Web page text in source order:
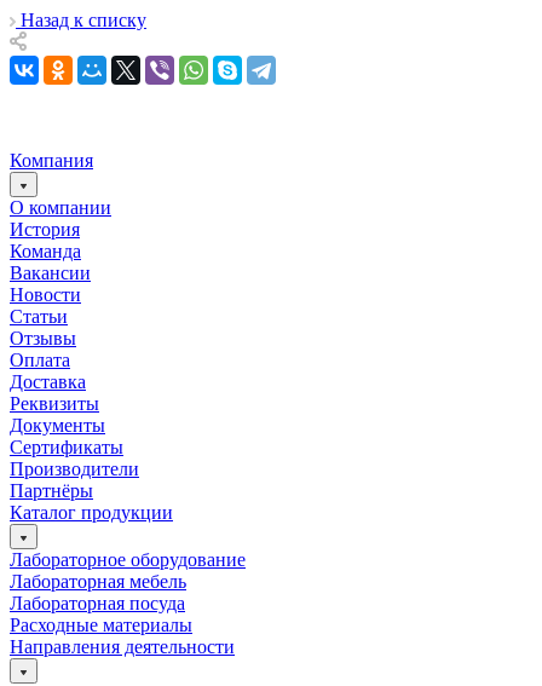
Назад к списку
Компания
О компании
История
Команда
Вакансии
Новости
Статьи
Отзывы
Оплата
Доставка
Реквизиты
Документы
Сертификаты
Производители
Партнёры
Каталог продукции
Лабораторное оборудование
Лабораторная мебель
Лабораторная посуда
Расходные материалы
Направления деятельности